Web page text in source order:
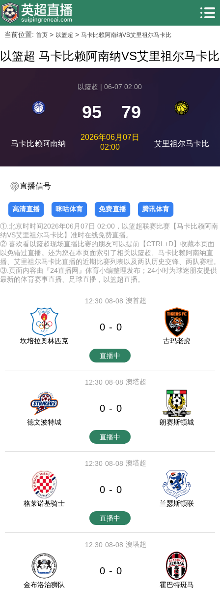
当前位置: 首页> 以篮超 > 马卡比赖阿南纳VS艾里祖尔马卡比
以篮超 马卡比赖阿南纳VS艾里祖尔马卡比
马卡比赖阿南纳
以篮超 | 06-07 02:00
95 79
2026年06月07日
02:00
艾里祖尔马卡比
直播信号
高清直播 咪咕体育 免费直播 腾讯体育
①.北京时时间2026年06月07日 02:00，以篮超联赛比赛【马卡比赖阿南
纳VS艾里祖尔马卡比】准时在线免费直播。
②.喜欢看以篮超现场直播比赛的朋友可以提前【CTRL+D】收藏本页面
以免错过直播。还为您在本页面索引了相关以篮超、马卡比赖阿南纳直
播、艾里祖尔马卡比直播的近期比赛列表以及两队历史交锋、两队赛程。
③.页面内容由『24直播网』体育小编整理发布；24小时为球迷朋友提供
最新的体育赛事直播、足球直播，以篮超直播。
08-08
12:30 澳首超
坎培拉奥林匹克
0 - 0
古玛老虎
直播中
08-08
12:30 澳塔超
德文波特城
0 - 0
朗赛斯顿城
直播中
08-08
12:30 澳塔超
格莱诺基骑士
0 - 0
兰瑟斯顿联
直播中
08-08
12:30 澳塔超
金布洛治狮队
0 - 0
霍巴特斑马